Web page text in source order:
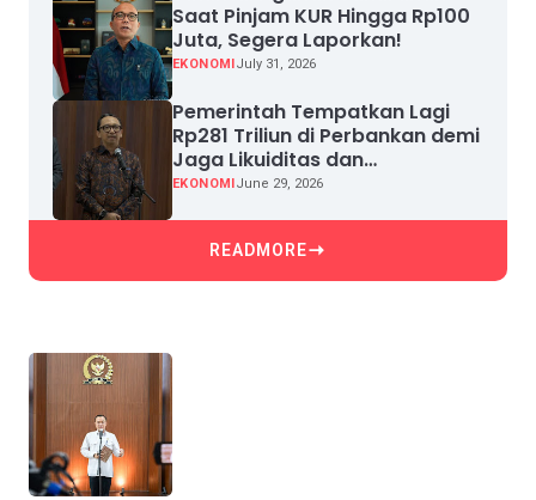
Saat Pinjam KUR Hingga Rp100
Juta, Segera Laporkan!
EKONOMIJuly 31, 2026
Pemerintah Tempatkan Lagi
Rp281 Triliun di Perbankan demi
Jaga Likuiditas dan
Pertumbuhan Kredit
EKONOMIJune 29, 2026
READMORE